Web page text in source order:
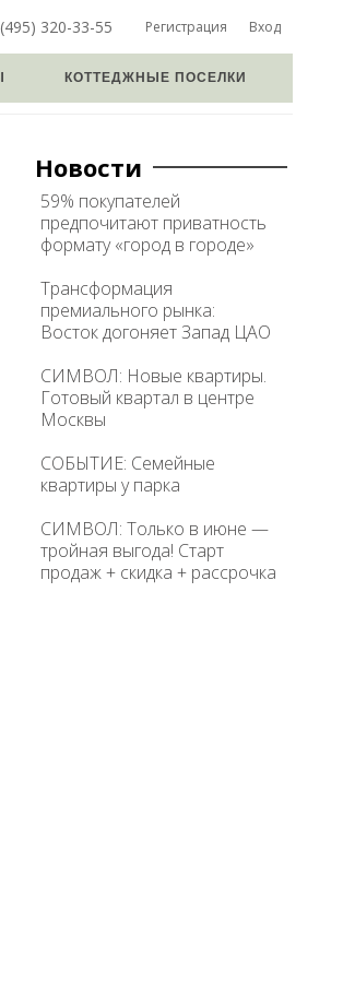
Регистрация Вход
320-33-55
КОТТЕДЖНЫЕ ПОСЕЛКИ
Новости
59% покупателей
предпочитают приватность
формату «город в городе»
Трансформация
премиального рынка:
Восток догоняет Запад ЦАО
СИМВОЛ: Новые квартиры.
Готовый квартал в центре
Москвы
СОБЫТИЕ: Семейные
квартиры у парка
СИМВОЛ: Только в июне —
тройная выгода! Старт
продаж + скидка + рассрочка